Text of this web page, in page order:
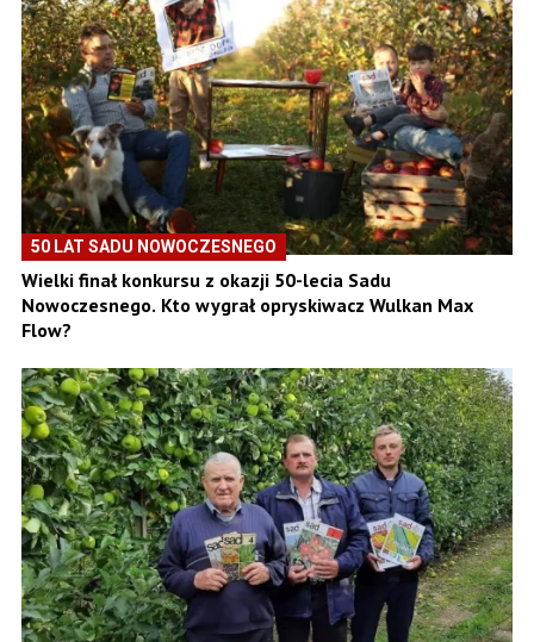
50 LAT SADU NOWOCZESNEGO
Wielki finał konkursu z okazji 50-lecia Sadu
Nowoczesnego. Kto wygrał opryskiwacz Wulkan Max
Flow?